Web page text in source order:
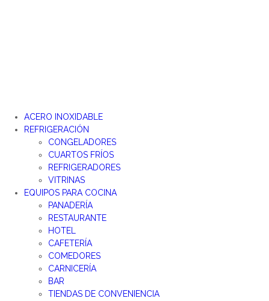
ACERO INOXIDABLE
REFRIGERACIÓN
CONGELADORES
CUARTOS FRÍOS
REFRIGERADORES
VITRINAS
EQUIPOS PARA COCINA
PANADERÍA
RESTAURANTE
HOTEL
CAFETERÍA
COMEDORES
CARNICERÍA
BAR
TIENDAS DE CONVENIENCIA